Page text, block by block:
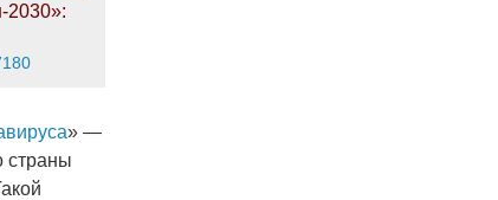
2030»:
» —
страны